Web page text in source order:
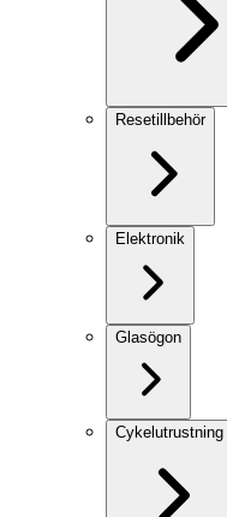
Resetillbehör
Elektronik
Glasögon
Cykelutrustning